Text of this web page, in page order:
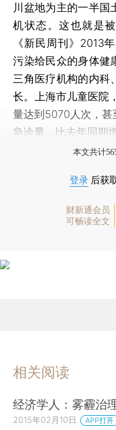
川盆地为主的一半国
机状态。这也就是
《新民周刊》2013
污染给民众的身体健
三角医疗机构的内科
长。上海市儿童医院
量达到5070人次，甚
急诊量，比去年同期
本文共计
登录 后获
财新通会员
可畅读全文
相关阅读
经济学人：雾霾治
2015年02月10日 APP打开